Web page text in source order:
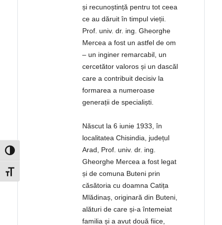
Toggle High Contrast
Toggle Font size
și recunoștință pentru tot ceea
ce au dăruit în timpul vieții.
Prof. univ. dr. ing. Gheorghe
Mercea a fost un astfel de om
– un inginer remarcabil, un
cercetător valoros și un dascăl
care a contribuit decisiv la
formarea a numeroase
generații de specialiști.
Născut la 6 iunie 1933, în
localitatea Chisindia, județul
Arad, Prof. univ. dr. ing.
Gheorghe Mercea a fost legat
și de comuna Buteni prin
căsătoria cu doamna Catița
Mlădinaș, originară din Buteni,
alături de care și-a întemeiat
familia și a avut două fiice,